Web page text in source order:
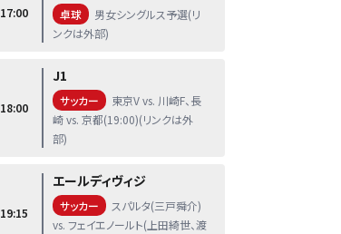
17:00 卓球
男女シングルス予選(リ
ンクは外部)
18:00
J1
サッカー
東京V vs. 川崎F、長
崎 vs. 京都(19:00)(リンクは外
部)
19:15
エールディヴィジ
サッカー
スパルタ(三戸舜介)
vs. フェイエノールト(上田綺世、渡